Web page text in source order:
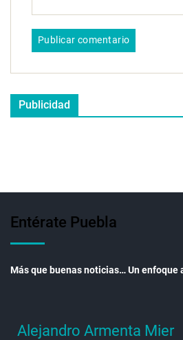
Publicidad
Entérate Puebla
Más que buenas noticias… Un enfoque
Alejandro Armenta Mier